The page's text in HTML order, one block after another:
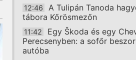
12:46
A Tulipán Tanoda
tábora Kőrösmezőn
11:42
Egy Škoda és egy
Perecsenyben: a sofőr
autóba